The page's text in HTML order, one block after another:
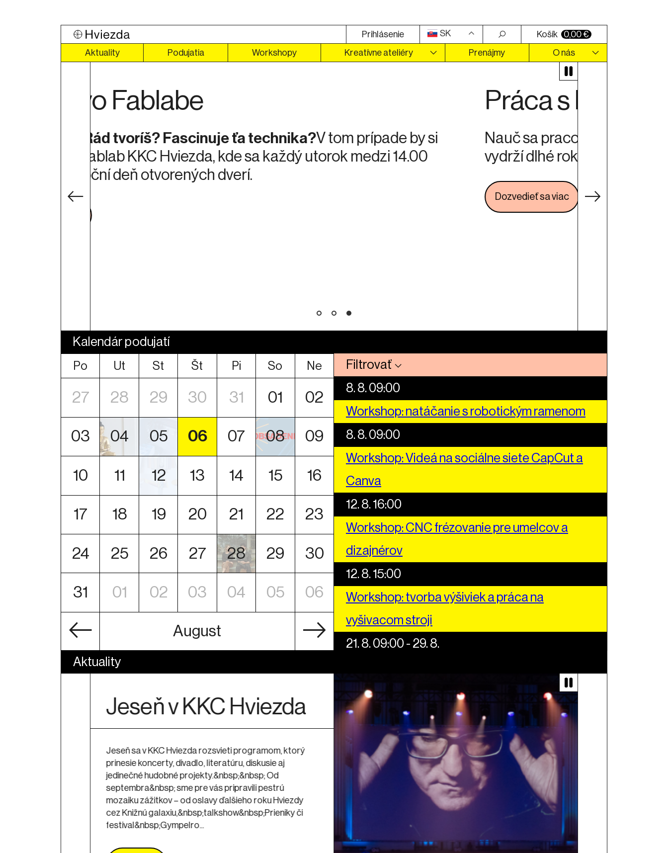
Prihlásenie SK Košík 0,00 €
Aktuality Podujatia Workshopy Kreatívne ateliéry Prenájmy O nás
Práca s kožou
Nauč sa pracovať v našom Fablabe s materiálom, ktorý ti spoľahlivo
vydrží dlhé roky.
Kalendár podujatí
Po Ut St Št Pi So Ne
27 28 29 30 31 01 02
03 04 05 06 07 08 09
10 11 12 13 14 15 16
17 18 19 20 21 22 23
24 25 26 27 28 29 30
31 01 02 03 04 05 06
August
Filtrovať
8. 8. 09:00
Workshop: natáčanie s robotickým ramenom
8. 8. 09:00
Workshop: Videá na sociálne siete CapCut a
Canva
12. 8. 16:00
Workshop: CNC frézovanie pre umelcov a
dizajnérov
12. 8. 15:00
Workshop: tvorba výšiviek a práca na
vyšivacom stroji
21. 8. 09:00 - 29. 8.
28. 8. 19:00
Leto, keď som všetkých stratil
Aktuality
Koncert oceňovanej
britskej formácie
Kiiōtō feat. Lou
Rhodes (Lamb) v
rámci Roku Hviezdy
3.0